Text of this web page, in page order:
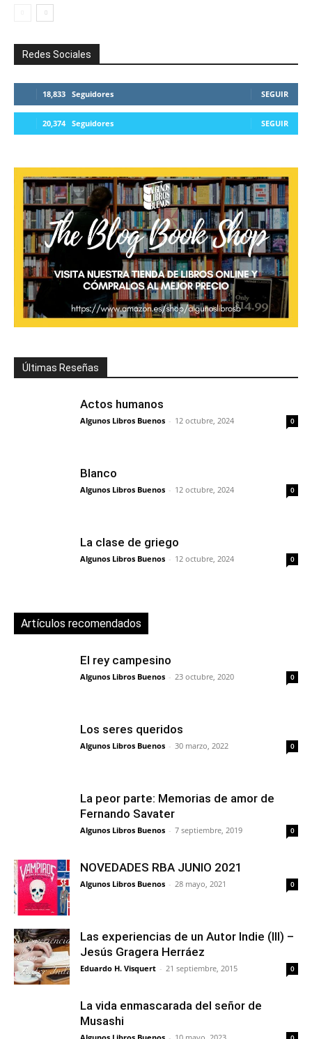
Redes Sociales
18,833 Seguidores SEGUIR
20,374 Seguidores SEGUIR
Últimas Reseñas
Actos humanos
Algunos Libros Buenos - 12 octubre, 2024 0
Blanco
Algunos Libros Buenos - 12 octubre, 2024 0
La clase de griego
Algunos Libros Buenos - 12 octubre, 2024 0
Artículos recomendados
El rey campesino
Algunos Libros Buenos - 23 octubre, 2020 0
Los seres queridos
Algunos Libros Buenos - 30 marzo, 2022 0
La peor parte: Memorias de amor de
Fernando Savater
Algunos Libros Buenos - 7 septiembre, 2019 0
NOVEDADES RBA JUNIO 2021
Algunos Libros Buenos - 28 mayo, 2021 0
Las experiencias de un Autor Indie (III) –
Jesús Gragera Herráez
Eduardo H. Visquert - 21 septiembre, 2015 0
La vida enmascarada del señor de
Musashi